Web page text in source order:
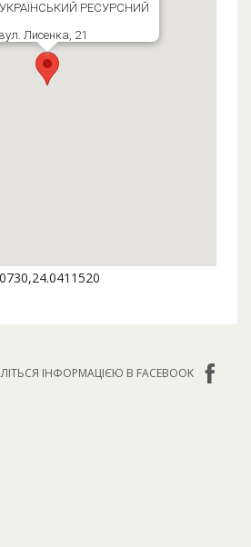
РЕСУРСНИЙ
Лисенка, 21
ІНФОРМАЦІЄЮ В FACEBOOK